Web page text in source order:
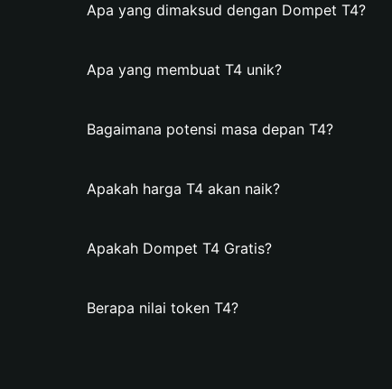
Apa yang dimaksud dengan Dompet T4?
Apa yang membuat T4 unik?
Bagaimana potensi masa depan T4?
Apakah harga T4 akan naik?
Apakah Dompet T4 Gratis?
Berapa nilai token T4?